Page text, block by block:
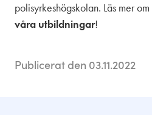
polisyrkeshögskolan. Läs mer
våra utbildningar!
Publicerat den 03.11.2022